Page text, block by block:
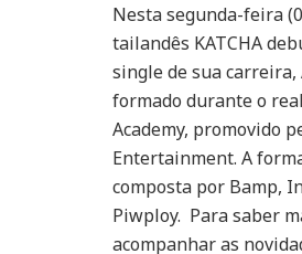
Nesta segunda-feira
tailandês KATCHA
single de sua carreira,
formado durante o
Academy, promovido
Entertainment. A
composta por Bamp,
Piwploy. Para saber
acompanhar as